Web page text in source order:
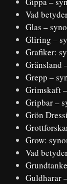
Vad
Glas –
Gliring –
Grafiker:
Gränsland
Grepp –
Grimskaft
Gripbar –
Grön
Grow:
Vad
Guldharar